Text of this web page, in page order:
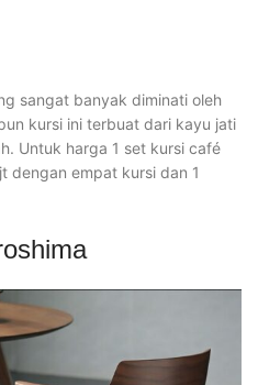
sangat banyak diminati oleh
kursi ini terbuat dari kayu jati
Untuk harga 1 set kursi café
dengan empat kursi dan 1